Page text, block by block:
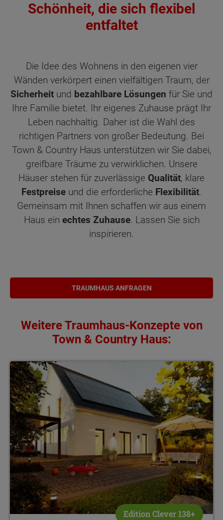
Schönheit, die sich flexibel
entfaltet
Die Idee des Wohnens in den eigenen vier
Wänden verkörpert einen vielfältigen Traum, der
Sicherheit und bezahlbare Lösungen für Sie und
Ihre Familie bietet. Ihr eigenes Zuhause prägt Ihr
Leben nachhaltig. Daher ist die Wahl des
richtigen Partners von großer Bedeutung. Bei
Town & Country Haus unterstützen wir Sie dabei,
greifbare Träume zu verwirklichen. Unsere
Häuser stehen für zuverlässige Qualität, klare
Festpreise und die erforderliche Flexibilität.
Gemeinsam mit Ihnen schaffen wir aus einem
Haus ein echtes Zuhause. Lassen Sie sich
inspirieren.
TRAUMHAUS ANFRAGEN
Weitere Traumhaus-Konzepte von
Town & Country Haus:
Bauzeitgarantie flexibler Grundriss umfangreich förderbar
Edition Clever 138+